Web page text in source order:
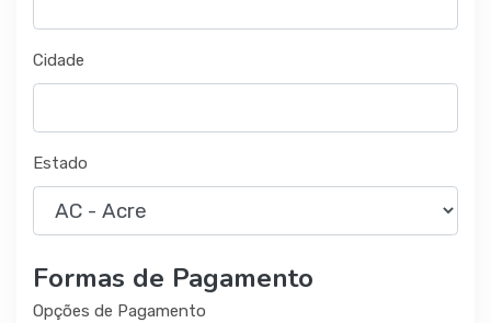
Cidade
Estado
Formas de Pagamento
Opções de Pagamento